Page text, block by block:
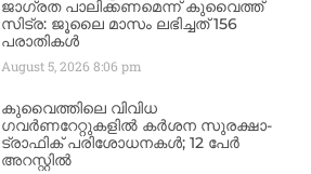
ജാഗ്രത പാലിക്കണമെന്ന് കുവൈത്ത്
സിട്ര: ജൂലൈ മാസം ലഭിച്ചത് 156
പരാതികൾ
August 5, 20268:06 pm
കുവൈത്തിലെ വിവിധ
ഗവർണറേറ്റുകളിൽ കർശന സുരക്ഷാ-
ട്രാഫിക് പരിശോധനകൾ; 12 പേർ
അറസ്റ്റിൽ